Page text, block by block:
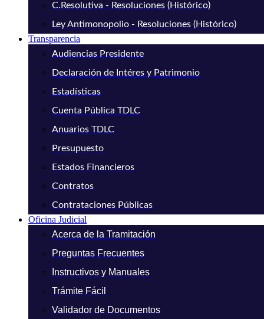
C.Resolutiva - Resoluciones (Histórico)
Ley Antimonopolio - Resoluciones (Histórico)
Transparencia
Audiencias Presidente
Declaración de Intéres y Patrimonio
Estadísticas
Cuenta Pública TDLC
Anuarios TDLC
Presupuesto
Estados Financieros
Contratos
Contrataciones Públicas
Oficina Judicial
Acerca de la Tramitación
Preguntas Frecuentes
Instructivos y Manuales
Trámite Fácil
Validador de Documentos